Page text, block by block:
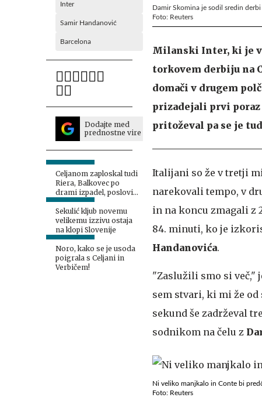
Inter
Samir Handanović
Barcelona
Dodajte med
prednostne vire
Celjanom zaploskal tudi
Riera, Balkovec po
drami izpadel, poslovil
se je tudi Janža
Sekulić kljub novemu
velikemu izzivu ostaja
na klopi Slovenije
Noro, kako se je usoda
poigrala s Celjani in
Verbičem!
Damir Skomina je sodil sredin
Foto: Reuters
Milanski Inter, ki je v
torkovem derbiju na
domači v drugem
prizadejali prvi
pritoževal pa se je
Italijani so že v tretji
narekovali tempo, v
in na koncu zmagali z
84. minuti, ko je
Handanovića.
"Zaslužili smo si več,"
sem stvari, ki mi že od
sekund še zadrževal
sodnikom na čelu z
Ni veliko manjkalo in Conte bi
Foto: Reuters